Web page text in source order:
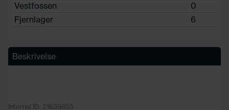
Vestfossen
0
Fjernlager
6
Beskrivelse
Internal ID: 21639855